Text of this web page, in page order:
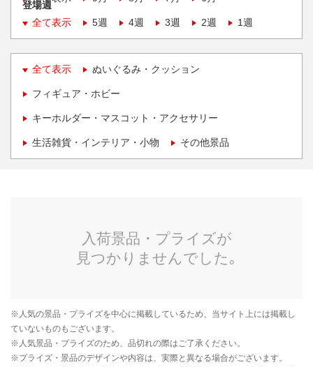
登場週
全て表示
5週 4週 3週 2週 1週
全て表示 ぬいぐるみ・クッション
フィギュア・ホビー
キーホルダー・マスコット・アクセサリー
生活雑貨・インテリア・小物 その他景品